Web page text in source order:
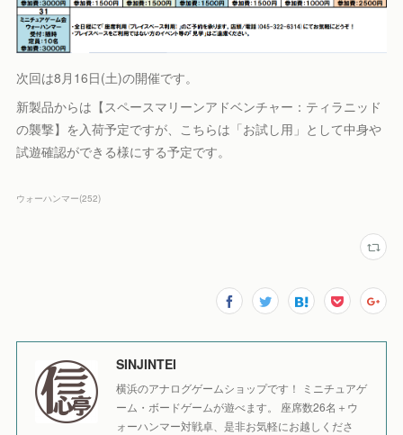
次回は8月16日(土)の開催です。
新製品からは【スペースマリーンアドベンチャー：ティラニッド
の襲撃】を入荷予定ですが、こちらは「お試し用」として中身や
試遊確認ができる様にする予定です。
ウォーハンマー(252)
SINJINTEI
横浜のアナログゲームショップです！ ミニチュアゲ
ーム・ボードゲームが遊べます。 座席数26名＋ウ
ォーハンマー対戦卓、是非お気軽にお越しくださ